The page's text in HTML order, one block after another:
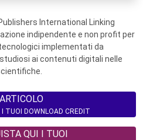
International Linking
indipendente e non profit per
implementati da
ai contenuti digitali nelle
TUOI DOWNLOAD CREDIT
QUI I TUOI